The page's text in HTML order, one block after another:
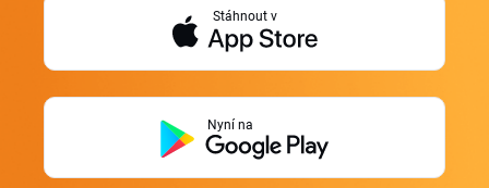
Stáhnout v
Nyní na